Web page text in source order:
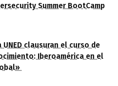
Summer BootCamp
UNED clausuran el curso de
Iberoamérica en el